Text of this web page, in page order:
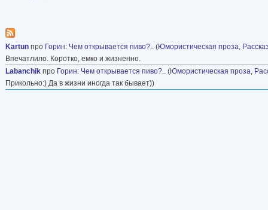
Kartun про Горин: Чем открывается пиво?.. (Юмористическая проза,
Впечатлило. Коротко, емко и жизненно.
Labanchik про Горин: Чем открывается пиво?.. (Юмористическая проза,
Прикольно:) Да в жизни иногда так бывает))